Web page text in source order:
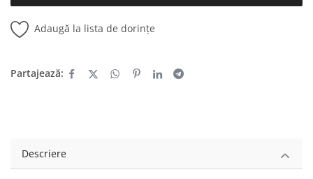
Adaugă la lista de dorințe
Partajează:
Descriere